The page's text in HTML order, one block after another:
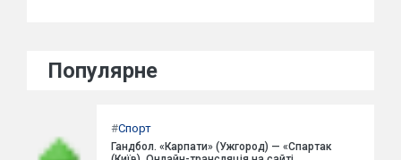
Популярне
#Спорт
Гандбол. «Карпати» (Ужгород) — «Спартак